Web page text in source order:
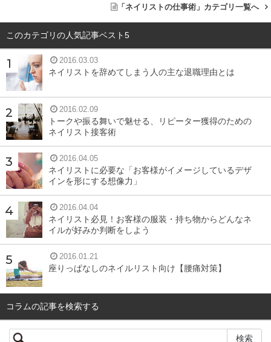
なる記録用だけでなくインスタなどのSNSにアップするの
が目的という方がほとんどですので、
そのままアプリなどで加工してアップができるので楽チン
ですね。
サロンのホームページ作成や広告作成のための撮影であれ
ば、今後データを編集することを想定しデジカメを使用す
ることをおススメします。
流行とともに変わるポージング
「ネイリストの仕事術」カテゴリ一覧へ
このカテゴリの人気記事ベスト5
2016.03.03
ネイリストを辞めてしまう人の主な退職理由とは
2016.02.09
トークや振る舞いで魅せる、リピーター獲得のための
ネイリスト接客術
2016.04.05
ネイリストに必要な「お客様がイメージしているデザ
インを形にする想像力」
2016.04.04
ネイリスト必見！お客様の服装・持ち物からどんなネ
イルが好みか判断をしよう
2016.01.21
座りっぱなしのネイルリスト向け【腰痛対策】
コラムの記事を検索する